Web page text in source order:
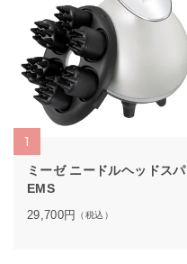
1
ミーゼ ニードルヘッドスパ
EMS
29,700円 （税込）